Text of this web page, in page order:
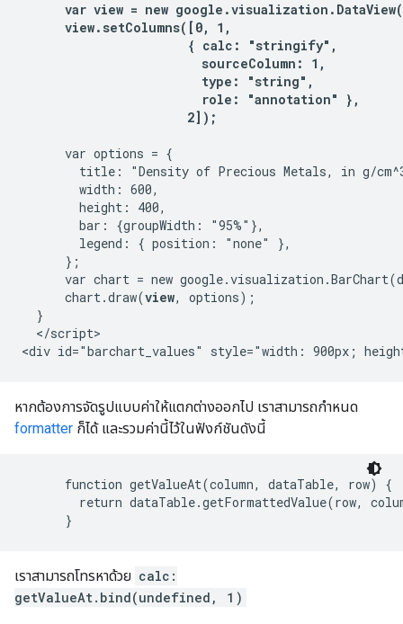
var view = new
      view.setColumns([0, 1,
                       { calc: "stringify",
                         sourceColumn: 1,
                         type: "string",
                         role: "annotation" },
                       2]);
      var options = {
title: "Density of Precious Metals, in g/
        width: 600,
        height: 400,
        bar: {groupWidth: "95%"},
        legend: { position: "none" },
      };
var chart = new
      chart.draw(
view, options);
  }
  </script>
หากต้องการจัดรูปแบบค่าให้แตกต่างออกไป เราสามารถกำหนด
formatter ก็ได้ และรวมค่านี้ไว้ในฟังก์ชันดังนี้
      function getValueAt(column, dataTable, row) {
return dataTable.getFormattedValue(row,
เราสามารถโทรหาด้วย calc:
getValueAt.bind(undefined, 1)